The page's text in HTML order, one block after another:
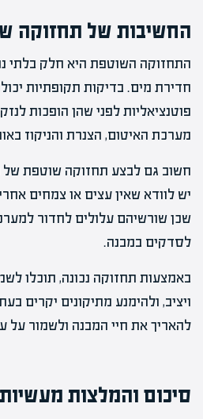
החשיבות של תחזוקה
התחזוקה השוטפת היא חלק בלתי
חדירת מים. בדיקות תקופתיות
פוטנציאליות לפני שהן הופכות
מערכת האיטום, הצנרת והניקוז
חשוב גם לבצע תחזוקה שוטפת של
יש לוודא שאין עצים או צמחים
שכן שורשיהם עלולים לחדור
לסדקים במבנה.
באמצעות תחזוקה נכונה, תוכלו
ויציב, ולהימנע מתיקונים יקרים
להאריך את חיי המבנה ולשמור על
סיכום והמלצות מעשיות